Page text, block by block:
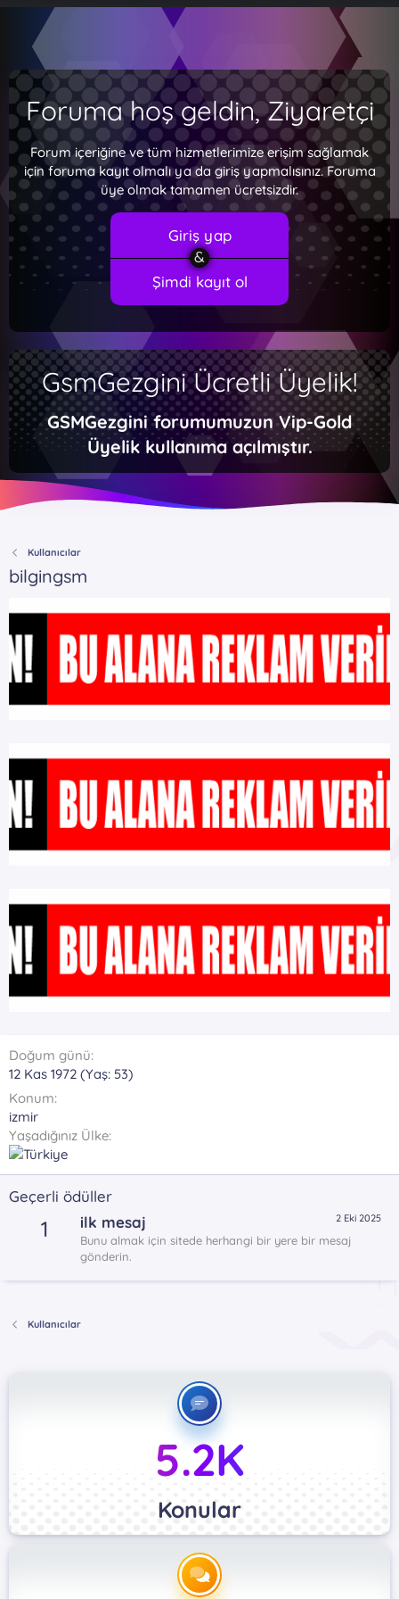
Foruma hoş geldin, Ziyaretçi
Forum içeriğine ve tüm hizmetlerimize erişim sağlamak
için foruma kayıt olmalı ya da giriş yapmalısınız. Foruma
üye olmak tamamen ücretsizdir.
Giriş yap
Şimdi kayıt ol
GsmGezgini Ücretli Üyelik!
GSMGezgini forumumuzun Vip-Gold
Üyelik kullanıma açılmıştır.
Kullanıcılar
bilgingsm
Doğum günü
12 Kas 1972 (Yaş: 53)
Konum
izmir
Yaşadığınız Ülke
Geçerli ödüller
1 2 Eki 2025
ilk mesaj
Bunu almak için sitede herhangi bir yere bir mesaj
gönderin.
Kullanıcılar
5.2K
Konular